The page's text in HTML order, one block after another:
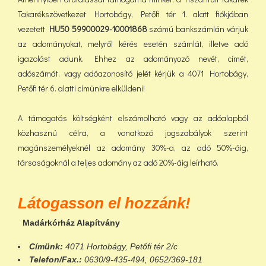
Takarékszövetkezet Hortobágy, Petőfi tér 1. alatt fiókjában
vezetett HU50 59900029-10001868számú bankszámlán várjuk
az adományokat, melyről kérés esetén számlát, illetve adó
igazolást adunk. Ehhez az adományozó nevét, címét,
adószámát, vagy adóazonosító jelét kérjük a 4071 Hortobágy,
Petőfi tér 6. alatti címünkre elküldeni!
A támogatás költségként elszámolható vagy az adóalapból
közhasznú célra, a vonatkozó jogszabályok szerint
magánszemélyeknél az adomány 30%-a, az adó 50%-áig,
társaságoknál a teljes adomány az adó 20%-áig leírható.
Látogasson el hozzánk!
Madárkórház Alapítvány
Címünk: 4071 Hortobágy, Petőfi tér 2/c
Telefon/Fax.: 0630/9-435-494, 0652/369-181